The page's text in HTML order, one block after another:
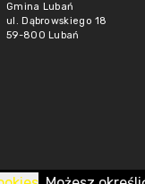
Gmina Lubań
ul. Dąbrowskiego 18
59-800 Lubań